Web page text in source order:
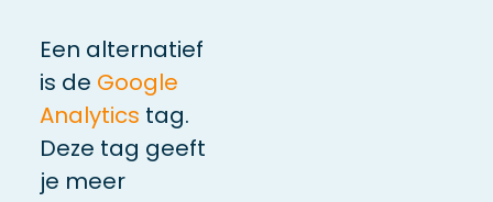
Een alternatief
is de Google
Analytics tag.
Deze tag geeft
je meer